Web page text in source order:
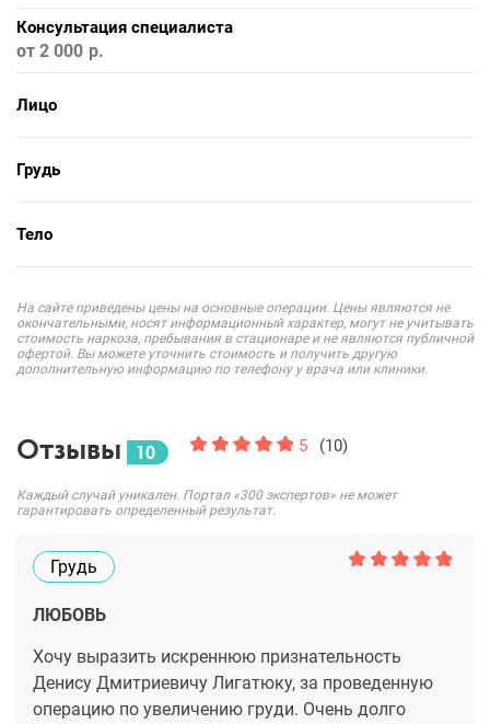
Консультация специалиста
от 2 000
Лицо
Грудь
Тело
На сайте приведены цены на основные операции. Цены являются не
окончательными, носят информационный характер, могут не учитывать
стоимость наркоза, пребывания в стационаре и не являются публичной
офертой. Вы можете уточнить стоимость и получить другую
дополнительную информацию по телефону у врача или клиники.
Отзывы 10 5 (10)
Каждый случай уникален. Портал «300 экспертов» не может
гарантировать определенный результат.
Грудь
ЛЮБОВЬ
Хочу выразить искреннюю признательность
Денису Дмитриевичу Лигатюку, за проведенную
операцию по увеличению груди. Очень долго